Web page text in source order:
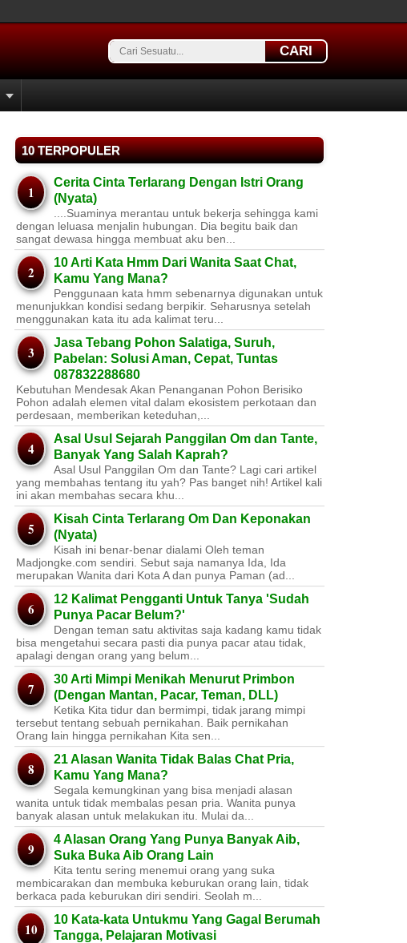
CARI
10 TERPOPULER
Cerita Cinta Terlarang Dengan Istri Orang
(Nyata)
....Suaminya merantau untuk bekerja sehingga kami
dengan leluasa menjalin hubungan. Dia begitu baik dan
sangat dewasa hingga membuat aku ben...
10 Arti Kata Hmm Dari Wanita Saat Chat,
Kamu Yang Mana?
Penggunaan kata hmm sebenarnya digunakan untuk
menunjukkan kondisi sedang berpikir. Seharusnya setelah
menggunakan kata itu ada kalimat teru...
Jasa Tebang Pohon Salatiga, Suruh,
Pabelan: Solusi Aman, Cepat, Tuntas
087832288680
Kebutuhan Mendesak Akan Penanganan Pohon Berisiko ​
Pohon adalah elemen vital dalam ekosistem perkotaan dan
perdesaan, memberikan keteduhan,...
Asal Usul Sejarah Panggilan Om dan Tante,
Banyak Yang Salah Kaprah?
Asal Usul Panggilan Om dan Tante? Lagi cari artikel
yang membahas tentang itu yah? Pas banget nih! Artikel kali
ini akan membahas secara khu...
Kisah Cinta Terlarang Om Dan Keponakan
(Nyata)
Kisah ini benar-benar dialami Oleh teman
Madjongke.com sendiri. Sebut saja namanya Ida, Ida
merupakan Wanita dari Kota A dan punya Paman (ad...
12 Kalimat Pengganti Untuk Tanya 'Sudah
Punya Pacar Belum?'
Dengan teman satu aktivitas saja kadang kamu tidak
bisa mengetahui secara pasti dia punya pacar atau tidak,
apalagi dengan orang yang belum...
30 Arti Mimpi Menikah Menurut Primbon
(Dengan Mantan, Pacar, Teman, DLL)
Ketika Kita tidur dan bermimpi, tidak jarang mimpi
tersebut tentang sebuah pernikahan. Baik pernikahan
Orang lain hingga pernikahan Kita sen...
21 Alasan Wanita Tidak Balas Chat Pria,
Kamu Yang Mana?
Segala kemungkinan yang bisa menjadi alasan
wanita untuk tidak membalas pesan pria. Wanita punya
banyak alasan untuk melakukan itu. Mulai da...
4 Alasan Orang Yang Punya Banyak Aib,
Suka Buka Aib Orang Lain
Kita tentu sering menemui orang yang suka
membicarakan dan membuka keburukan orang lain, tidak
berkaca pada keburukan diri sendiri. Seolah m...
10 Kata-kata Untukmu Yang Gagal Berumah
Tangga, Pelajaran Motivasi